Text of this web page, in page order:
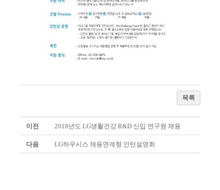
목록
이전 2018년도 LG생활건강 R&D 신입 연구원 채용
다음 LG하우시스 채용연계형 인턴설명회